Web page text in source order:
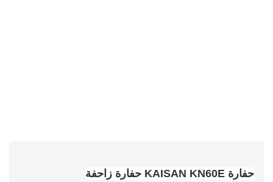
حفارة KAISAN KN60E حفارة زاحفة